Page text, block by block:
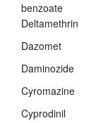
benzoate
Deltamethrin
Dazomet
Daminozide
Cyromazine
Cyprodinil